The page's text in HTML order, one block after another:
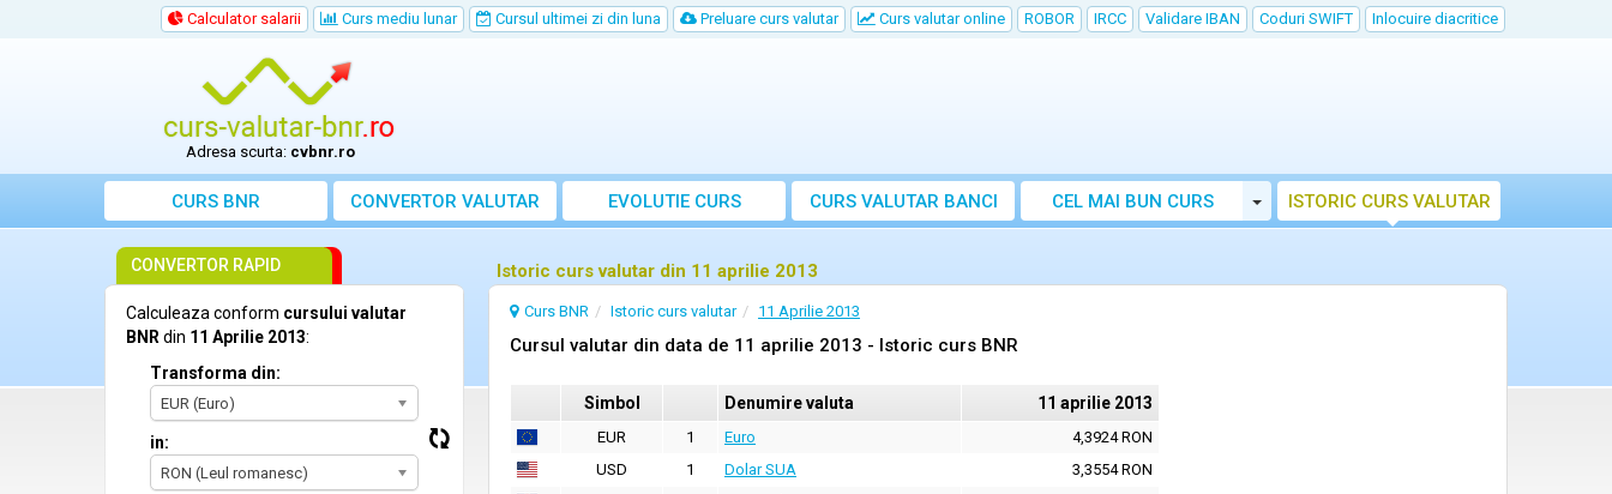
Calculator salarii Curs mediu lunar Cursul ultimei zi din luna Preluare curs valutar Curs valutar online ROBOR IRCC Validare IBAN Coduri SWIFT Inlocuire diacritice
Adresa scurta: cvbnr.ro
CURS BNR CONVERTOR VALUTAR EVOLUTIE CURS CURS VALUTAR BANCI CEL MAI BUN CURS Toggle Dropdown
ISTORIC CURS VALUTAR
Istoric curs valutar din 11 aprilie 2013
Curs BNR Istoric curs valutar 11 Aprilie 2013
Cursul valutar din data de 11 aprilie 2013 - Istoric curs BNR
Simbol Denumire valuta 11 aprilie 2013
EUR 1 Euro
4,3924 RON
USD
1 Dolar SUA
3,3554 RON
CONVERTOR RAPID
Calculeaza conform cursului valutar
BNR din 11 Aprilie 2013:
Transforma din:
EUR (Euro)
in:
RON (Leul romanesc)